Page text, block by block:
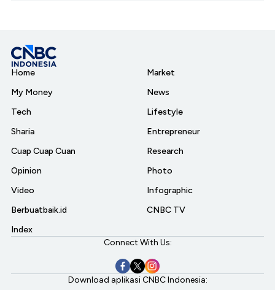
Home
My Money
Tech
Sharia
Cuap Cuap Cuan
Opinion
Video
Berbuatbaik.id
Index
Market
News
Lifestyle
Entrepreneur
Research
Photo
Infographic
CNBC TV
Connect With Us:
Download aplikasi CNBC Indonesia: